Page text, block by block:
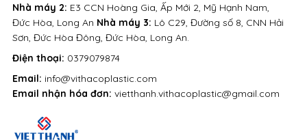
Điện thoại: 0379079874
Email: info@vithacoplastic.com
Email nhận hóa đơn: vietthanh.vithacoplastic@gmail.com
Nhà máy 2: E3 CCN Hoàng Gia, Ấp Mới 2, Mỹ Hạnh Nam,
Đức Hòa, Long An Nhà máy 3: Lô C29, Đường số 8, CNN Hải
Sơn, Đức Hòa Đông, Đức Hòa, Long An.